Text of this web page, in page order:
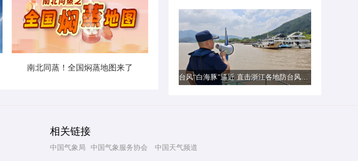
南北同蒸！全国焖蒸地图来了
台风“白海豚”逼近 直击浙江各地防台风一线现场
相关链接
中国气象局 中国气象服务协会 中国天气频道